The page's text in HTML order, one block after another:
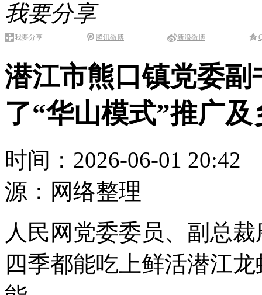
我要分享
我要分享 腾讯微博 新浪微博
潜江市熊口镇党委
了“华山模式”推广
时间：2026-06-01
源：网络整理
人民网党委委员、副总
四季都能吃上鲜活潜江